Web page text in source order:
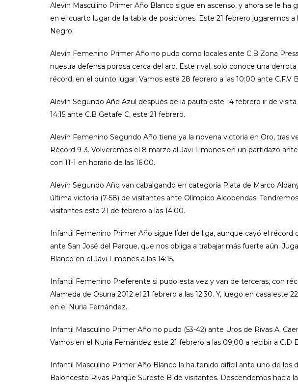
Alevín Masculino Primer Año Blanco sigue en ascenso, y ahora se le ha
en el cuarto lugar de la tabla de posiciones. Este 21 febrero jugaremos
Negro.
Alevín Femenino Primer Año no pudo como locales ante C.B Zona
nuestra defensa porosa cerca del aro. Este rival, solo conoce una
récord, en el quinto lugar. Vamos este 28 febrero a las 10:00 ante C.F.V
Alevín Segundo Año Azul después de la pauta este 14 febrero ir de
14:15 ante C.B Getafe C, este 21 febrero.
Alevín Femenino Segundo Año tiene ya la novena victoria en Oro, tras
Récord 9-3. Volveremos el 8 marzo al Javi Limones en un partidazo
con 11-1 en horario de las 16:00.
Alevín Segundo Año van cabalgando en categoría Plata de Marco
última victoria (7-58) de visitantes ante Olímpico Alcobendas.
visitantes este 21 de febrero a las 14:00.
Infantil Femenino Primer Año sigue líder de liga, aunque cayó el récord
ante San José del Parque, que nos obliga a trabajar más fuerte aún.
Blanco en el Javi Limones a las 14:15.
Infantil Femenino Preferente si pudo esta vez y van de terceras, con
Alameda de Osuna 2012 el 21 febrero a las 12:30. Y, luego en casa este
en el Nuria Fernández.
Infantil Masculino Primer Año no pudo (53-42) ante Uros de Rivas A.
Vamos en el Nuria Fernández este 21 febrero a las 09:00 a recibir a C.D
Infantil Masculino Primer Año Blanco la ha tenido difícil ante uno de los
Baloncesto Rivas Parque Sureste B de visitantes. Descendemos hacia